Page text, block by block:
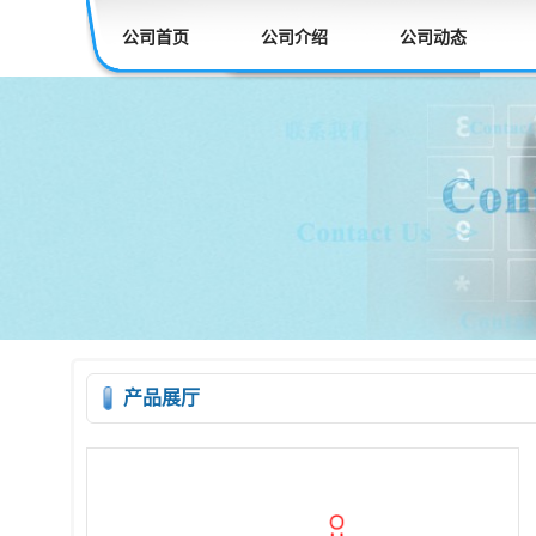
公司首页 公司介绍 公司动态
产品展厅